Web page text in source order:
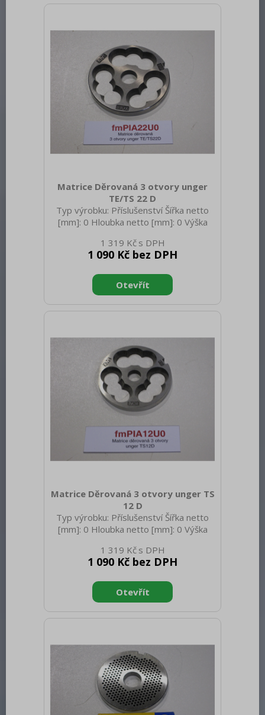
Matrice Děrovaná 3 otvory unger
TE/TS 22 D
Typ výrobku: Příslušenství Šířka netto
[mm]: 0 Hloubka netto [mm]: 0 Výška
Hmotnost brutto [kg]: 0.40
1 319 Kč
1 090 Kč bez DPH
Matrice Děrovaná 3 otvory unger TS
12 D
Typ výrobku: Příslušenství Šířka netto
[mm]: 0 Hloubka netto [mm]: 0 Výška
Hmotnost brutto [kg]: 0.40
1 319 Kč
1 090 Kč bez DPH